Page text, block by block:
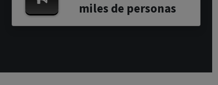
miles de personas